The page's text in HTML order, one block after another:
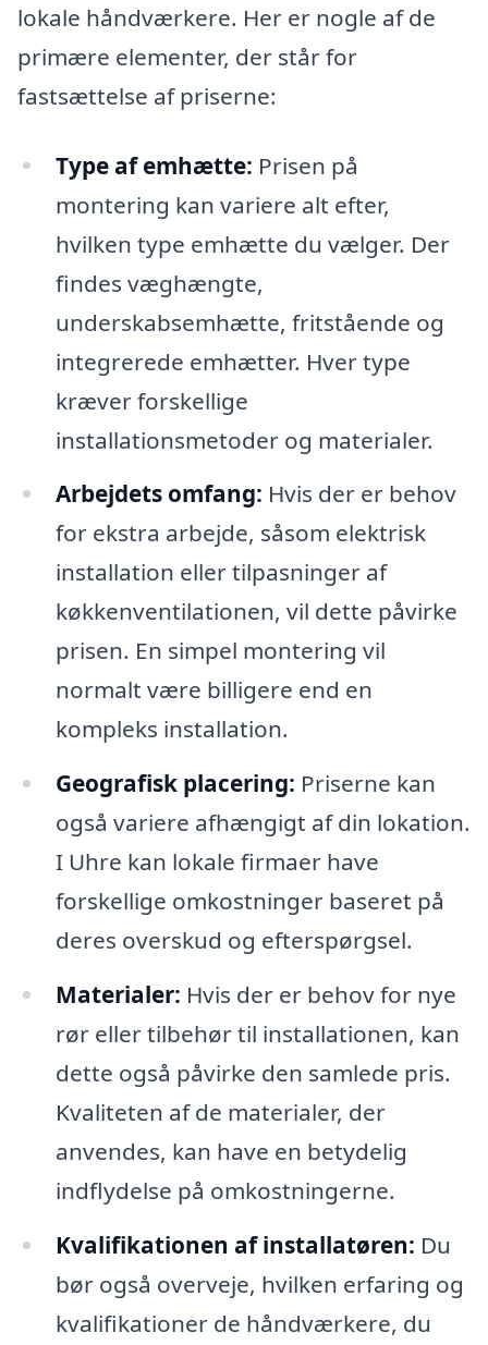
lokale håndværkere. Her er nogle af de
primære elementer, der står for
fastsættelse af priserne:
Type af emhætte: Prisen på
montering kan variere alt efter,
hvilken type emhætte du vælger. Der
findes væghængte,
underskabsemhætte, fritstående og
integrerede emhætter. Hver type
kræver forskellige
installationsmetoder og materialer.
Arbejdets omfang: Hvis der er behov
for ekstra arbejde, såsom elektrisk
installation eller tilpasninger af
køkkenventilationen, vil dette påvirke
prisen. En simpel montering vil
normalt være billigere end en
kompleks installation.
Geografisk placering: Priserne kan
også variere afhængigt af din lokation.
I Uhre kan lokale firmaer have
forskellige omkostninger baseret på
deres overskud og efterspørgsel.
Materialer: Hvis der er behov for nye
rør eller tilbehør til installationen, kan
dette også påvirke den samlede pris.
Kvaliteten af de materialer, der
anvendes, kan have en betydelig
indflydelse på omkostningerne.
Kvalifikationen af installatøren: Du
bør også overveje, hvilken erfaring og
kvalifikationer de håndværkere, du